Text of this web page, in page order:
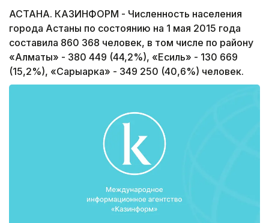
АСТАНА. КАЗИНФОРМ - Численность населения
города Астаны по состоянию на 1 мая 2015 года
составила 860 368 человек, в том числе по району
«Алматы» - 380 449 (44,2%), «Есиль» - 130 669
(15,2%), «Сарыарка» - 349 250 (40,6%) человек.